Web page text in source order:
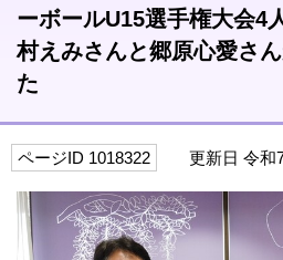
ーボールU15選手権大会4
村えみさんと郷原心愛さ
た
ページID 1018322 更新日 令和7